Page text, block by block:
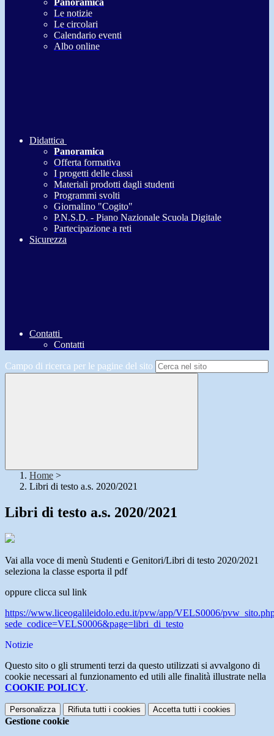
Panoramica
Le notizie
Le circolari
Calendario eventi
Albo online
Didattica
Panoramica
Offerta formativa
I progetti delle classi
Materiali prodotti dagli studenti
Programmi svolti
Giornalino "Cogito"
P.N.S.D. - Piano Nazionale Scuola Digitale
Partecipazione a reti
Sicurezza
Contatti
Contatti
Campo di ricerca per le pagine del sito
Home >
Libri di testo a.s. 2020/2021
Libri di testo a.s. 2020/2021
Vai alla voce di menù Studenti e Genitori/Libri di testo 2020/2021
seleziona la classe esporta il pdf
oppure clicca sul link
https://www.liceogalileidolo.edu.it/pvw/app/VELS0006/
sede_codice=VELS0006&page=libri_di_testo
Notizie
Questo sito o gli strumenti terzi da questo utilizzati si avvalgono di
cookie necessari al funzionamento ed utili alle finalità illustrate nella
COOKIE POLICY.
Personalizza Rifiuta tutti i cookies Accetta tutti i cookies
Gestione cookie